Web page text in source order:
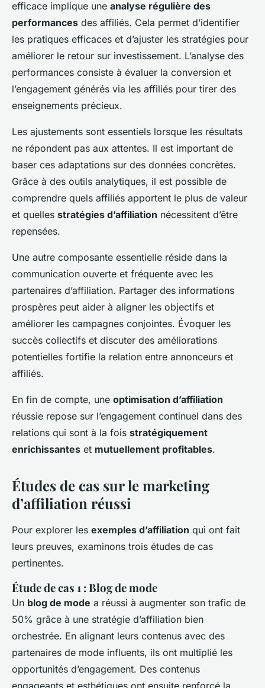
efficace implique une analyse régulière des
performances des affiliés. Cela permet d’identifier
les pratiques efficaces et d’ajuster les stratégies pour
améliorer le retour sur investissement. L’analyse des
performances consiste à évaluer la conversion et
l’engagement générés via les affiliés pour tirer des
enseignements précieux.
Les ajustements sont essentiels lorsque les résultats
ne répondent pas aux attentes. Il est important de
baser ces adaptations sur des données concrètes.
Grâce à des outils analytiques, il est possible de
comprendre quels affiliés apportent le plus de valeur
et quelles stratégies d’affiliation nécessitent d’être
repensées.
Une autre composante essentielle réside dans la
communication ouverte et fréquente avec les
partenaires d’affiliation. Partager des informations
prospères peut aider à aligner les objectifs et
améliorer les campagnes conjointes. Évoquer les
succès collectifs et discuter des améliorations
potentielles fortifie la relation entre annonceurs et
affiliés.
En fin de compte, une optimisation d’affiliation
réussie repose sur l’engagement continuel dans des
relations qui sont à la fois stratégiquement
enrichissantes et mutuellement profitables.
Études de cas sur le marketing
d’affiliation réussi
Pour explorer les exemples d’affiliation qui ont fait
leurs preuves, examinons trois études de cas
pertinentes.
Étude de cas 1 : Blog de mode
Un blog de mode a réussi à augmenter son trafic de
50% grâce à une stratégie d’affiliation bien
orchestrée. En alignant leurs contenus avec des
partenaires de mode influents, ils ont multiplié les
opportunités d’engagement. Des contenus